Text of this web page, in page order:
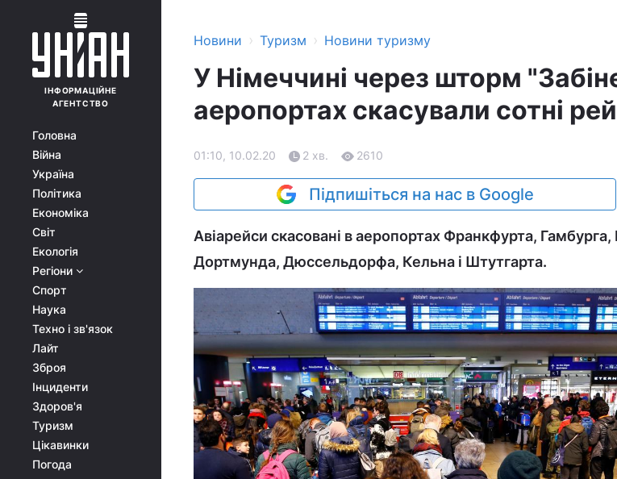
ІНФОРМАЦІЙНЕ
АГЕНТСТВО
Головна
Війна
Україна
Політика
Економіка
Світ
Екологія
Регіони
Спорт
Наука
Техно і зв'язок
Лайт
Зброя
Інциденти
Здоров'я
Туризм
Цікавинки
Погода
Новини › Туризм › Новини туризму
У Німеччині через шторм
аеропортах скасували сотні
01:10, 10.02.20 2 хв. 2610
Підпишіться на нас в Google
Авіарейси скасовані в аеропортах Франкфурта, Гамбурга,
Дортмунда, Дюссельдорфа, Кельна і Штутгарта.